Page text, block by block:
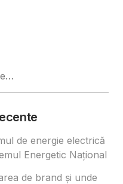
de energie electrică
Energetic Național
de brand și unde